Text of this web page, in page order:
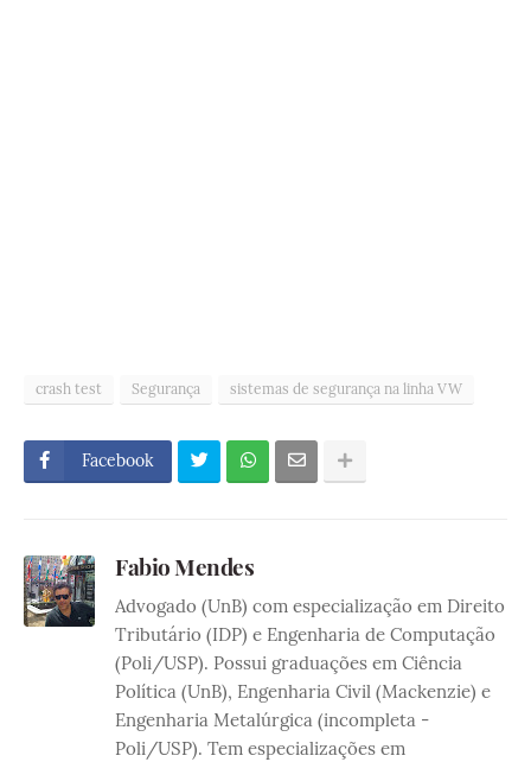
crash test Segurança sistemas de segurança na linha VW
Facebook
Fabio Mendes
Advogado (UnB) com especialização em Direito
Tributário (IDP) e Engenharia de Computação
(Poli/USP). Possui graduações em Ciência
Política (UnB), Engenharia Civil (Mackenzie) e
Engenharia Metalúrgica (incompleta -
Poli/USP). Tem especializações em